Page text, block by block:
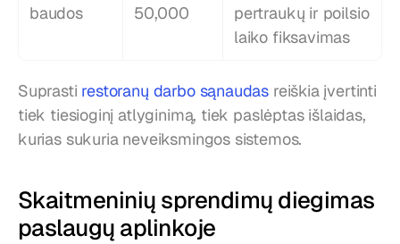
baudos
50,000
pertraukų ir poilsio
laiko fiksavimas
Suprasti restoranų darbo sąnaudas reiškia įvertinti
tiek tiesioginį atlyginimą, tiek paslėptas išlaidas,
kurias sukuria neveiksmingos sistemos.
Skaitmeninių sprendimų diegimas
paslaugų aplinkoje